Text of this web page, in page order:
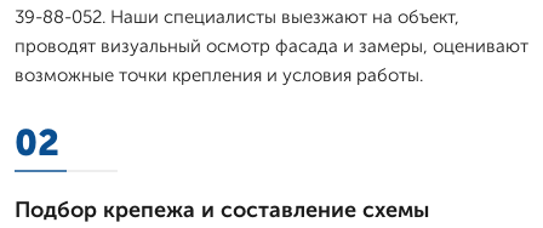
39-88-052. Наши специалисты выезжают на объект,
проводят визуальный осмотр фасада и замеры, оценивают
возможные точки крепления и условия работы.
02
Подбор крепежа и составление схемы